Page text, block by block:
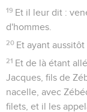
19 Et il leur dit :
d'hommes.
20 Et ayant
21 Et de là étant
Jacques, fils de
nacelle, avec
filets, et il les